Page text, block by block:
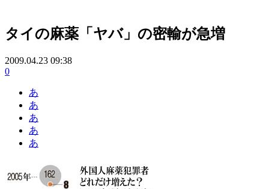
タイの麻薬「ヤバ」の密輸が急増
2009.04.23 09:38
0
あ
あ
あ
あ
あ